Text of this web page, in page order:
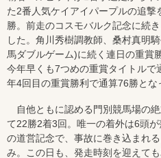
た2番人気ケイアイパープルの追
勝。前走のコスモバルク記念に続
した。角川秀樹調教師、桑村真明
馬ダブルゲーム)に続く連日の重賞
今年早くも7つめの重賞タイトル
年4回目の重賞勝利で通算76勝とな
自他ともに認める門別競馬場の
て22勝2着3回。唯一の着外は6頭
の道営記念で、事故に巻き込まれ
み。この日も、発走時刻を迎えて